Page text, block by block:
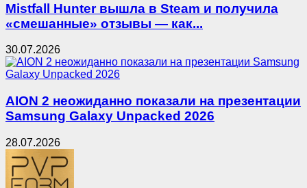
Mistfall Hunter вышла в Steam и получила
«смешанные» отзывы — как...
30.07.2026
AION 2 неожиданно показали на презентации
Samsung Galaxy Unpacked 2026
28.07.2026